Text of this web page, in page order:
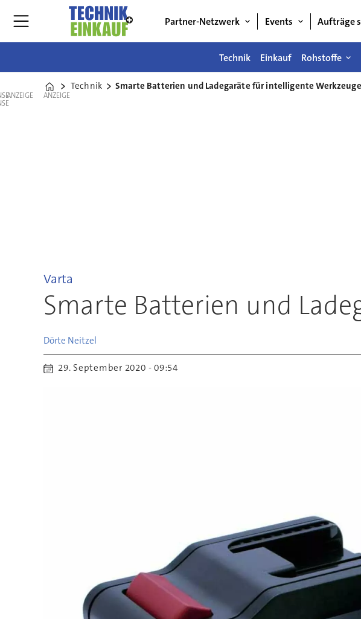
Partner-Netzwerk Events Aufträge
Technik Einkauf Rohstoffe
Home
Technik Smarte Batterien und Ladegaräte für intelligente Werkzeuge
ANZEIGE ANZEIGE
Varta
Smarte Batterien und
Dörte Neitzel
29. September 2020 - 09:54